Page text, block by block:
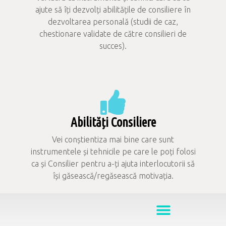
Abilități Consiliere
Vei conștientiza mai bine care sunt
instrumentele și tehnicile pe care le poți folosi
ca și Consilier pentru a-ți ajuta interlocutorii să
își găsească/regăsească motivația.
ajute să îți dezvolți abilitățile de consiliere în
dezvoltarea personală (studii de caz,
chestionare validate de către consilieri de
succes).